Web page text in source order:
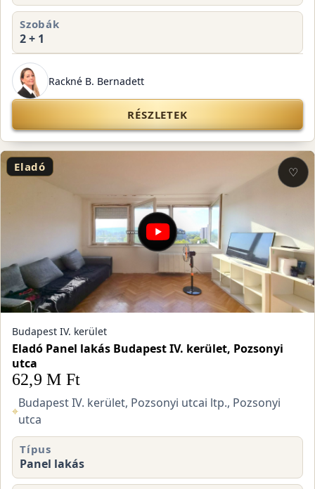
Szobák
2 + 1
Rackné B. Bernadett
RÉSZLETEK
Eladó ♡
Budapest IV. kerület
Eladó Panel lakás Budapest IV. kerület, Pozsonyi
utca
62,9 M Ft
⌖
Budapest IV. kerület, Pozsonyi utcai ltp., Pozsonyi
utca
Típus
Panel lakás